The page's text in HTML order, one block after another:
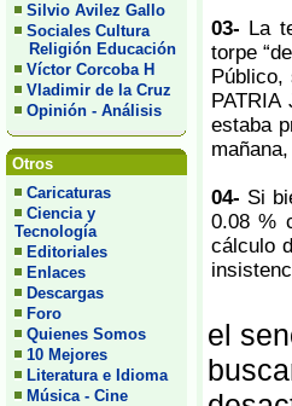
Silvio Avilez Gallo
Sociales Cultura
Religión Educación
Víctor Corcoba H
Vladimir de la Cruz
Opinión - Análisis
Otros
Caricaturas
Ciencia y
Tecnología
Editoriales
Enlaces
Descargas
Foro
Quienes Somos
10 Mejores
Literatura e Idioma
Música - Cine
03- La
torpe
Público,
estaba
04- Si
0.08 %
cálculo
el